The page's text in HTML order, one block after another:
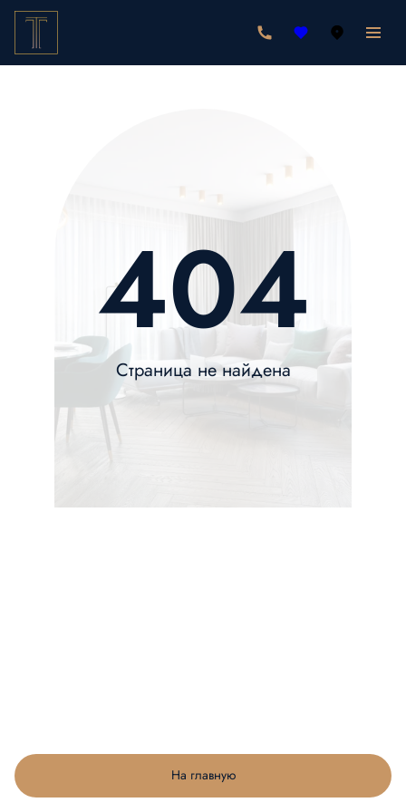
404
Страница не найдена
На главную